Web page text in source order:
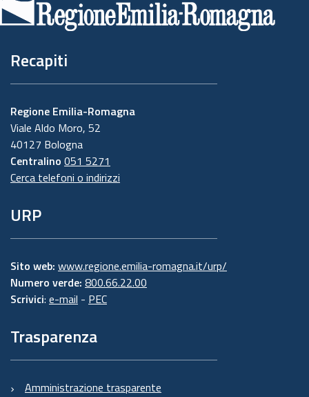
pagina
Recapiti
Regione Emilia-Romagna
Viale Aldo Moro, 52
40127 Bologna
Centralino 051 5271
Cerca telefoni o indirizzi
URP
Sito web: www.regione.emilia-romagna.it/urp/
Numero verde: 800.66.22.00
Scrivici: e-mail - PEC
Trasparenza
Amministrazione trasparente